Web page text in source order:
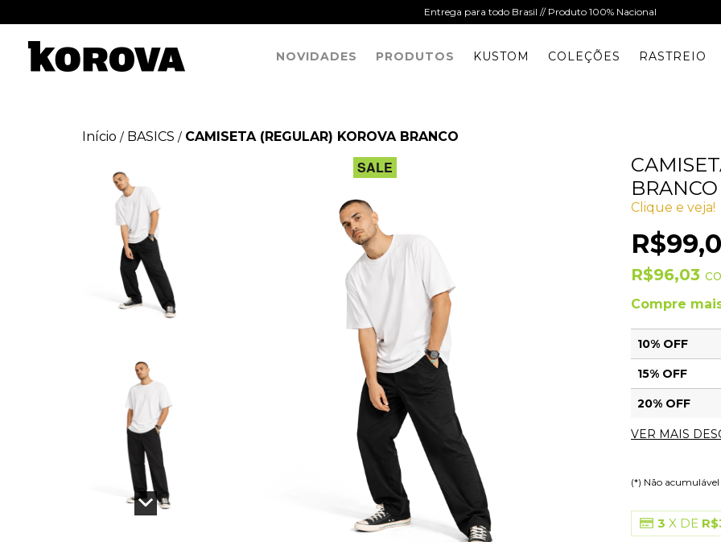
Entrega para todo Brasil // Produto 100% Nacional
NOVIDADES PRODUTOS KUSTOM COLEÇÕES RASTREIO
Início / BASICS / CAMISETA (REGULAR) KOROVA BRANCO
SALE
BRANCO
Clique e veja!
R$96,03
Compre
10% OFF
15% OFF
20% OFF
VER MAIS
(*) Não
3 X DE